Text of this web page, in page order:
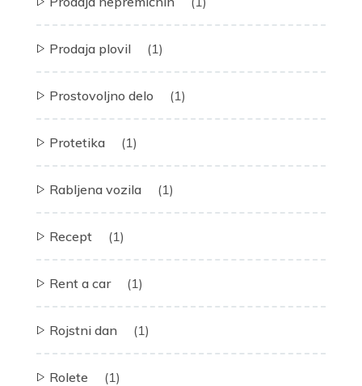
Prodaja plovil (1)
Prostovoljno delo (1)
Protetika (1)
Rabljena vozila (1)
Recept (1)
Rent a car (1)
Rojstni dan (1)
Rolete (1)